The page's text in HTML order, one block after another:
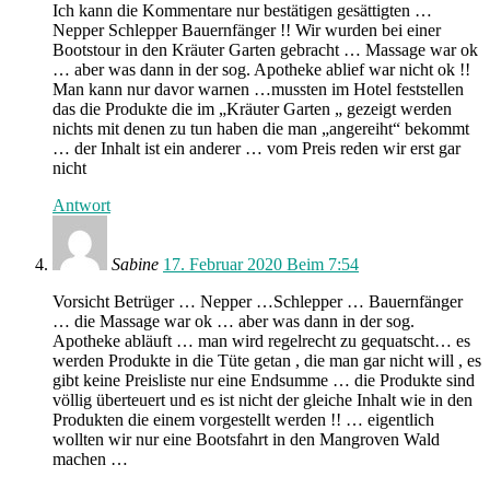
Ich kann die Kommentare nur bestätigen gesättigten …
Nepper Schlepper Bauernfänger !! Wir wurden bei einer
Bootstour in den Kräuter Garten gebracht … Massage war ok
… aber was dann in der sog. Apotheke ablief war nicht ok !!
Man kann nur davor warnen …mussten im Hotel feststellen
das die Produkte die im „Kräuter Garten „ gezeigt werden
nichts mit denen zu tun haben die man „angereiht“ bekommt
… der Inhalt ist ein anderer … vom Preis reden wir erst gar
nicht
Antwort
Sabine 17. Februar 2020 Beim 7:54
Vorsicht Betrüger … Nepper …Schlepper … Bauernfänger
… die Massage war ok … aber was dann in der sog.
Apotheke abläuft … man wird regelrecht zu gequatscht… es
werden Produkte in die Tüte getan , die man gar nicht will , es
gibt keine Preisliste nur eine Endsumme … die Produkte sind
völlig überteuert und es ist nicht der gleiche Inhalt wie in den
Produkten die einem vorgestellt werden !! … eigentlich
wollten wir nur eine Bootsfahrt in den Mangroven Wald
machen …